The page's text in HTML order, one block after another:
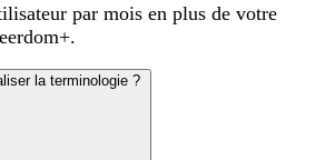
par mois en plus de votre
la terminologie ?